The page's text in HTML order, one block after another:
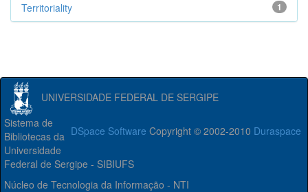
1
Territoriality
UNIVERSIDADE FEDERAL DE SERGIPE
DSpace Software Copyright © 2002-2010 Duraspace
Sistema de
Bibliotecas da
Universidade
Federal de Sergipe - SIBIUFS
Núcleo de Tecnologia da Informação - NTI